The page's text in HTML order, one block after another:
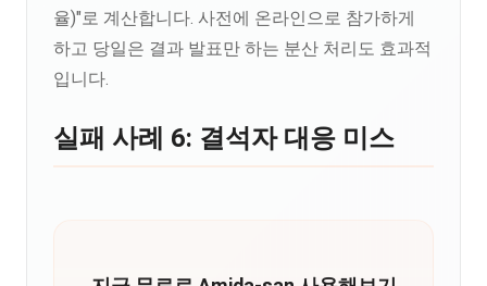
율)"로 계산합니다. 사전에 온라인으로 참가하게
하고 당일은 결과 발표만 하는 분산 처리도 효과적
입니다.
실패 사례 6: 결석자 대응 미스